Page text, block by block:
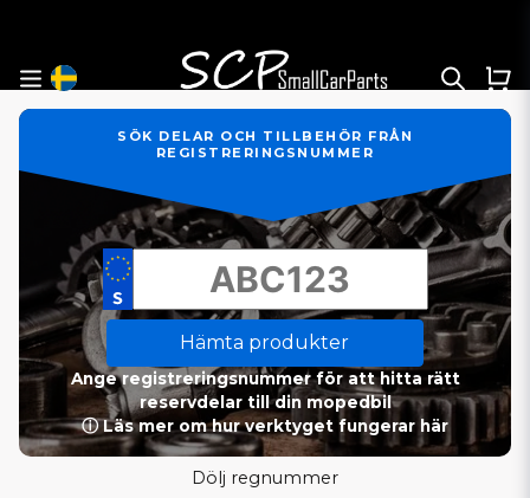
SÖK DELAR OCH TILLBEHÖR FRÅN
REGISTRERINGSNUMMER
Hämta produkter
Ange registreringsnummer för att hitta rätt
reservdelar till din mopedbil
ⓘ Läs mer om hur verktyget fungerar här
Dölj regnummer